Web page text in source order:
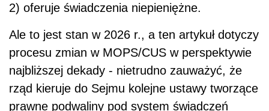
2) oferuje świadczenia niepieniężne.
Ale to jest stan w 2026 r., a ten artykuł dotyczy
procesu zmian w MOPS/CUS w perspektywie
najbliższej dekady - nietrudno zauważyć, że
rząd kieruje do Sejmu kolejne ustawy tworzące
prawne podwaliny pod system świadczeń